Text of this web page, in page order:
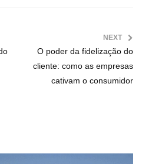
NEXT
O poder da fidelização do
cliente: como as empresas
cativam o consumidor